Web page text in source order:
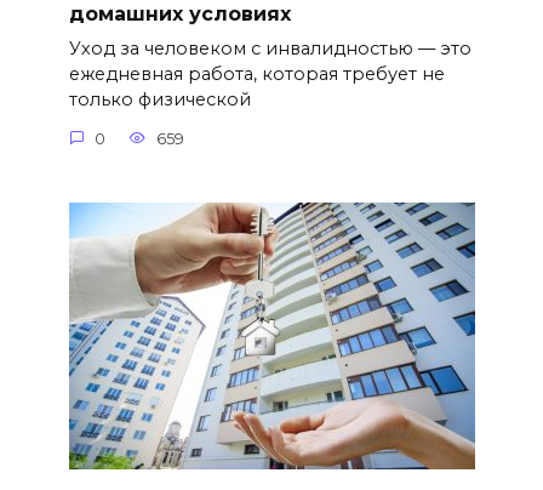
домашних условиях
Уход за человеком с инвалидностью — это
ежедневная работа, которая требует не
только физической
0 659